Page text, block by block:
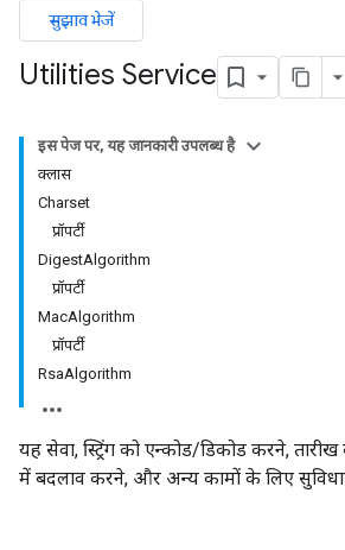
सुझाव भेजें
Utilities Service
इस पेज पर, यह जानकारी उपलब्ध है
क्लास
Charset
प्रॉपर्टी
DigestAlgorithm
प्रॉपर्टी
MacAlgorithm
प्रॉपर्टी
RsaAlgorithm
यह सेवा, स्ट्रिंग को एन्कोड/डिकोड करने,
में बदलाव करने, और अन्य कामों के लिए